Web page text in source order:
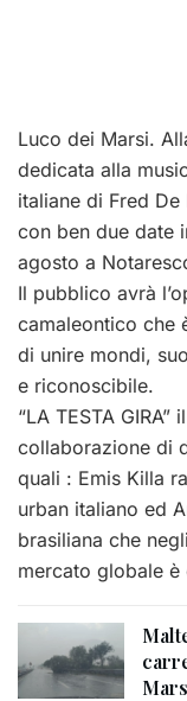
Luco dei Marsi.
dedicata alla
italiane di Fred
con ben due date
agosto a
Il pubblico avrà
camaleontico che
di unire mondi,
e riconoscibile.
“LA TESTA
collaborazione di
quali : Emis Killa
urban italiano ed
brasiliana che
mercato globale è